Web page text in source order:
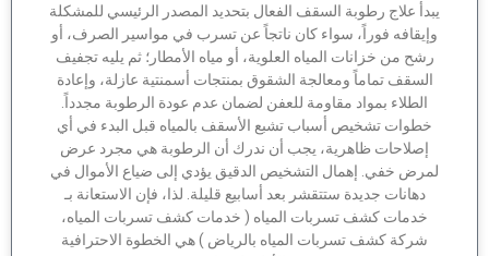
علاج رطوبة السقف الفعال بتحديد المصدر الرئيسي للمشكلة
فوراً، سواء كان ناتجاً عن تسرب في مواسير الصرف، أو
رشح من خزانات المياه العلوية، أو مياه الأمطار؛ ثم يليه تجفيف
السقف تماماً ومعالجة الشقوق بمنتجات أسمنتية عازلة، وإعادة
الطلاء بمواد مقاومة للعفن لضمان عدم عودة الرطوبة مجدداً.
خطوات تشخيص أسباب تشبع الأسقف بالمياه قبل البدء في أي
إصلاحات ظاهرية، يجب أن ندرك أن الرطوبة هي مجرد عرض
خفي. إهمال التشخيص الدقيق يؤدي إلى ضياع الأموال في
دهانات جديدة ستتقشر بعد أسابيع قليلة. لذا، فإن الاستعانة بـ
خدمات كشف تسربات المياه ( خدمات كشف تسربات المياه،
شركة كشف تسربات المياه بالرياض ) هي الخطوة الاحترافية